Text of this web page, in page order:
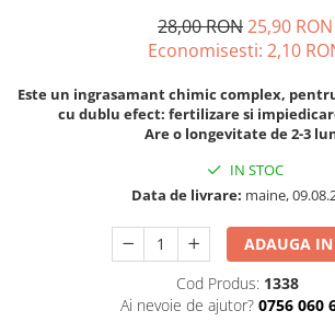
Seminte de Patrunjel
Seminte dovlecel / dovleac
Seminte morcovi
Seminte plante aromatice
28,00 RON25,90 RON
Economisesti: 2,10
Este un ingrasamant chimic complex,
cu dublu efect: fertilizare si
Are o longevitate de 2-3
IN STOC
Data de livrare: maine,
ADAUGA IN
Cod Produs: 1338
Ai nevoie de ajutor? 0756 060